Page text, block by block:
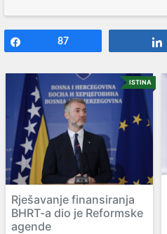
87
ISTINA
Rješavanje finansiranja
BHRT-a dio je Reformske
agende